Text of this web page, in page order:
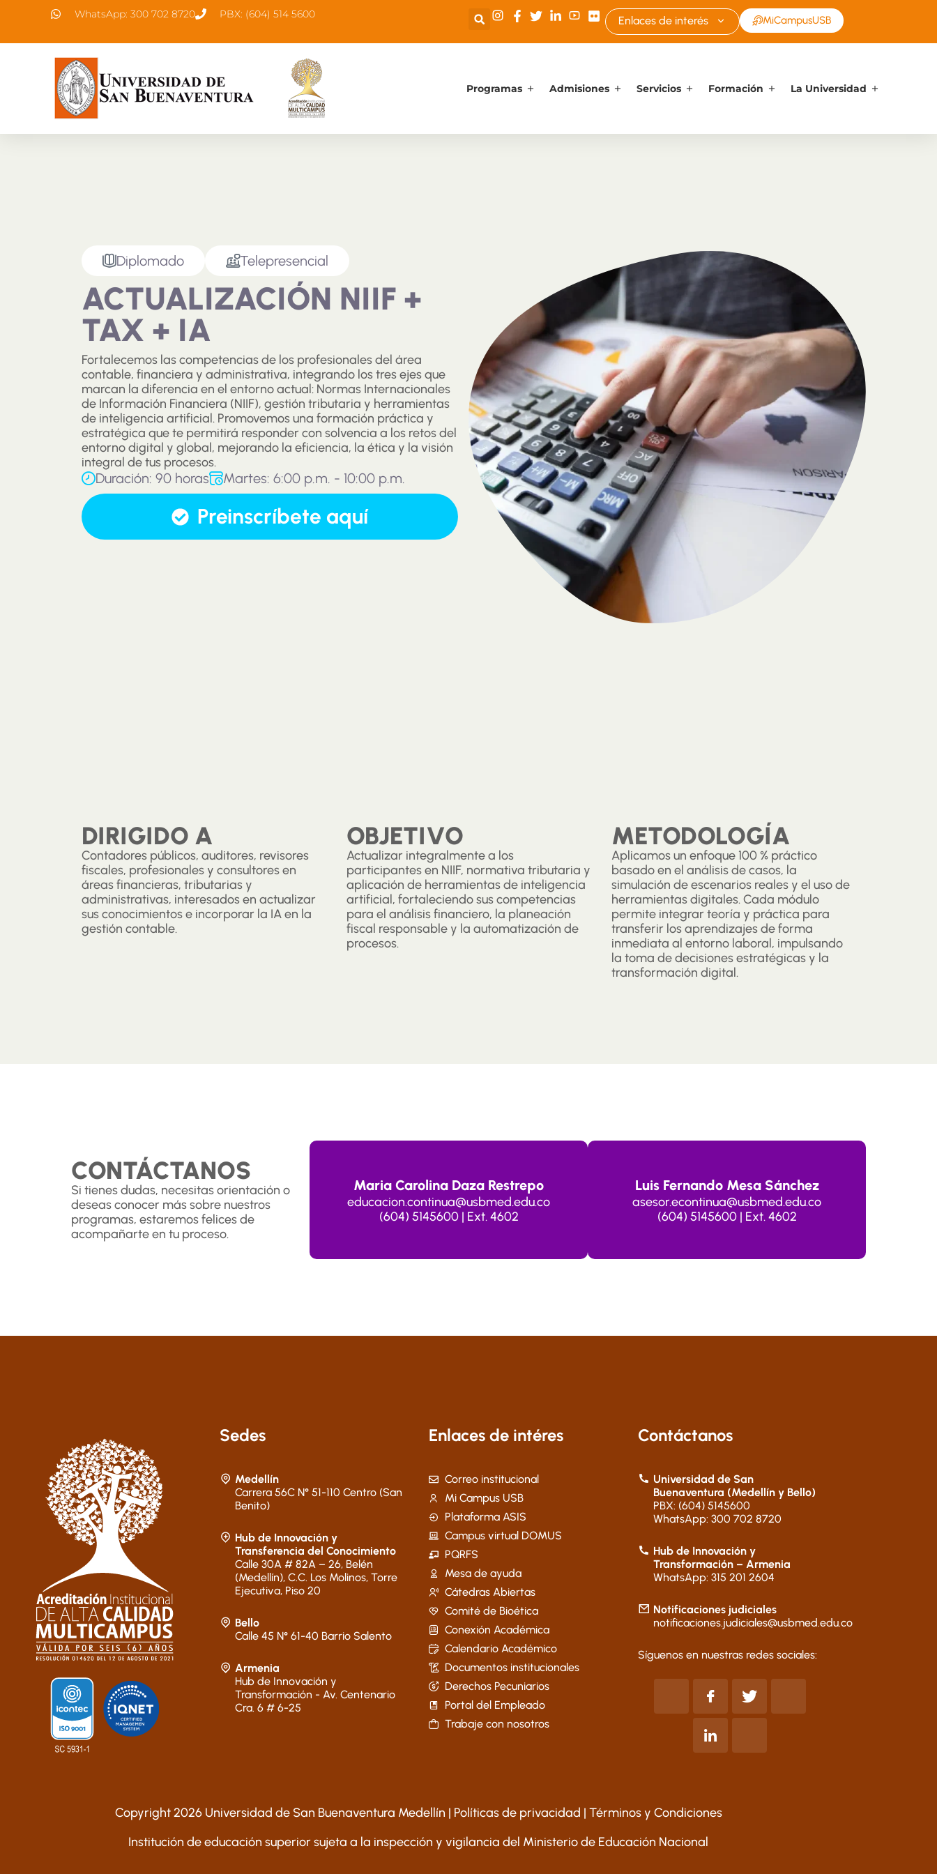
WhatsApp: 300 702 8720 PBX: (604) 514 5600 Enlaces de interés MiCampusUSB
Programas Admisiones Servicios Formación La Universidad
Diplomado Telepresencial
ACTUALIZACIÓN NIIF +
TAX + IA
Fortalecemos las competencias de los profesionales del área
contable, financiera y administrativa, integrando los tres ejes que
marcan la diferencia en el entorno actual: Normas Internacionales
de Información Financiera (NIIF), gestión tributaria y herramientas
de inteligencia artificial. Promovemos una formación práctica y
estratégica que te permitirá responder con solvencia a los retos del
entorno digital y global, mejorando la eficiencia, la ética y la visión
integral de tus procesos.
Duración: 90 horas Martes: 6:00 p.m. - 10:00 p.m.
Preinscríbete aquí
DIRIGIDO A
Contadores públicos, auditores, revisores
fiscales, profesionales y consultores en
áreas financieras, tributarias y
administrativas, interesados en actualizar
sus conocimientos e incorporar la IA en la
gestión contable.
OBJETIVO
Actualizar integralmente a los
participantes en NIIF, normativa tributaria y
aplicación de herramientas de inteligencia
artificial, fortaleciendo sus competencias
para el análisis financiero, la planeación
fiscal responsable y la automatización de
procesos.
METODOLOGÍA
Aplicamos un enfoque 100 % práctico
basado en el análisis de casos, la
simulación de escenarios reales y el uso de
herramientas digitales. Cada módulo
permite integrar teoría y práctica para
transferir los aprendizajes de forma
inmediata al entorno laboral, impulsando
la toma de decisiones estratégicas y la
transformación digital.
CONTÁCTANOS
Si tienes dudas, necesitas orientación o
deseas conocer más sobre nuestros
programas, estaremos felices de
acompañarte en tu proceso.
Maria Carolina Daza Restrepo
educacion.continua@usbmed.edu.co
(604) 5145600 | Ext. 4602
Luis Fernando Mesa Sánchez
asesor.econtinua@usbmed.edu.co
(604) 5145600 | Ext. 4602
Sedes
Medellín
Carrera 56C N° 51-110 Centro (San
Benito)
Hub de Innovación y
Transferencia del Conocimiento
Calle 30A # 82A – 26, Belén
(Medellín), C.C. Los Molinos, Torre
Ejecutiva, Piso 20
Bello
Calle 45 N° 61-40 Barrio Salento
Armenia
Hub de Innovación y
Transformación - Av. Centenario
Cra. 6 # 6-25
Enlaces de intéres
Correo institucional
Mi Campus USB
Plataforma ASIS
Campus virtual DOMUS
PQRFS
Mesa de ayuda
Cátedras Abiertas
Comité de Bioética
Conexión Académica
Calendario Académico
Documentos institucionales
Derechos Pecuniarios
Portal del Empleado
Trabaje con nosotros
Contáctanos
Universidad de San
Buenaventura (Medellín y Bello)
PBX: (604) 5145600
WhatsApp: 300 702 8720
Hub de Innovación y
Transformación – Armenia
WhatsApp: 315 201 2604
Notificaciones judiciales
notificaciones.judiciales@usbmed.edu.co
Síguenos en nuestras redes sociales:
Copyright 2026 Universidad de San Buenaventura Medellín | Políticas de privacidad | Términos y Condiciones
Institución de educación superior sujeta a la inspección y vigilancia del Ministerio de Educación Nacional